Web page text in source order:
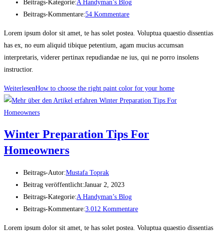
Beitrags-Kategorie:A Handyman’s Blog
Beitrags-Kommentare:54 Kommentare
Lorem ipsum dolor sit amet, te has solet postea. Voluptua quaestio dissentias
has ex, no eum aliquid tibique petentium, agam mucius accumsan
interpretaris, viderer pertinax repudiandae ne ius, qui ne porro insolens
instructior.
WeiterlesenHow to choose the right paint color for your home
Winter Preparation Tips For
Homeowners
Beitrags-Autor:Mustafa Toprak
Beitrag veröffentlicht:Januar 2, 2023
Beitrags-Kategorie:A Handyman’s Blog
Beitrags-Kommentare:3.012 Kommentare
Lorem ipsum dolor sit amet, te has solet postea. Voluptua quaestio dissentias